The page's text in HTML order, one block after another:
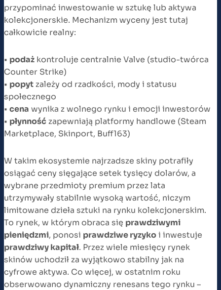
przypominać inwestowanie w sztukę lub aktywa
kolekcjonerskie. Mechanizm wyceny jest tutaj
całkowicie realny:
• podaż kontroluje centralnie Valve (studio-twórca
Counter Strike)
• popyt zależy od rzadkości, mody i statusu
społecznego
• cena wynika z wolnego rynku i emocji inwestorów
• płynność zapewniają platformy handlowe (Steam
Marketplace, Skinport, Buff163)
W takim ekosystemie najrzadsze skiny potrafiły
osiągać ceny sięgające setek tysięcy dolarów, a
wybrane przedmioty premium przez lata
utrzymywały stabilnie wysoką wartość, niczym
limitowane dzieła sztuki na rynku kolekcjonerskim.
To rynek, w którym obraca się prawdziwymi
pieniędzmi, ponosi prawdziwe ryzykoi inwestuje
prawdziwy kapitał. Przez wiele miesięcy rynek
skinów uchodził za wyjątkowo stabilny jak na
cyfrowe aktywa. Co więcej, w ostatnim roku
obserwowano dynamiczny renesans tego rynku –